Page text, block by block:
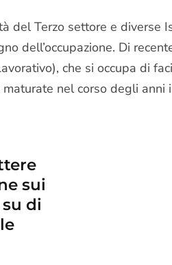
del Terzo settore e diverse
dell’occupazione. Di
che si occupa di
nel corso degli anni
sui
di